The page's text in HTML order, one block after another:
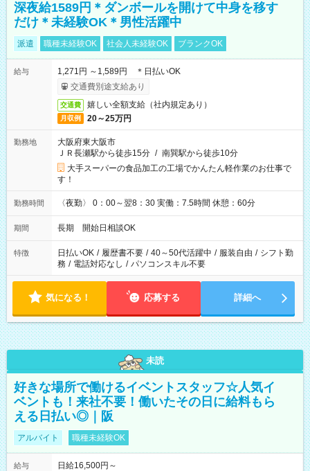
深夜給1589円＊ダンボールを開けて中身を移す
だけ＊未経験OK＊男性活躍中
派遣 職種未経験OK 社会人未経験OK ブランクOK
給与
1,271円 ～1,589円 ＊日払いOK
交通費別途支給あり
交通費 嬉しい全額支給（社内規定あり）
月収例 20～25万円
勤務地
大阪府東大阪市
ＪＲ長瀬駅から徒歩15分 / 南巽駅から徒歩10分
大手スーパーの食品加工の工場でかんたん軽作業のお仕事で
す！
勤務時間 〈夜勤〉 0：00～翌8：30 実働：7.5時間 休憩：60分
期間 長期 開始日相談OK
特徴 日払いOK / 履歴書不要 / 40～50代活躍中 / 服装自由 / シフト勤
務 / 電話対応なし / パソコンスキル不要
気になる！ 応募する 詳細へ
未読
好きな場所で働けるイベントスタッフ☆人気イ
ベントも！来社不要！働いたその日に給料もら
える日払い◎｜阪
アルバイト 職種未経験OK
給与
日給16,500円～